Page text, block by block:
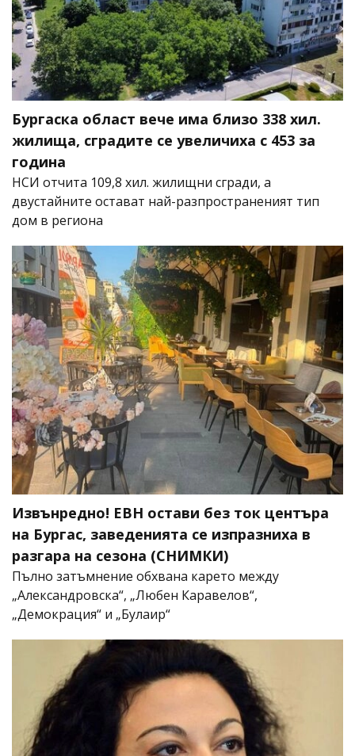
Бургаска област вече има близо 338 хил.
жилища, сградите се увеличиха с 453 за
година
НСИ отчита 109,8 хил. жилищни сгради, а
двустайните остават най-разпространеният тип
дом в региона
Извънредно! ЕВН остави без ток центъра
на Бургас, заведенията се изпразниха в
разгара на сезона (СНИМКИ)
Пълно затъмнение обхвана карето между
„Александровска“, „Любен Каравелов“,
„Демокрация“ и „Булаир“